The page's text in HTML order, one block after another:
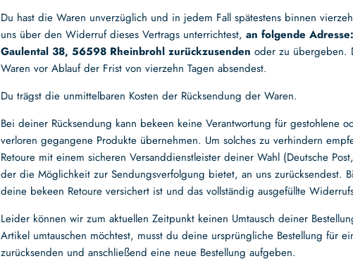
Du hast die Waren unverzüglich und in jedem Fall spätestens binnen
uns über den Widerruf dieses Vertrags unterrichtest, an folgende
Gaulental 38, 56598 Rheinbrohl zurückzusenden oder zu übergeben.
Waren vor Ablauf der Frist von vierzehn Tagen absendest.
Du trägst die unmittelbaren Kosten der Rücksendung der Waren.
Bei deiner Rücksendung kann bekeen keine Verantwortung für gestohlene
verloren gegangene Produkte übernehmen. Um solches zu verhindern
Retoure mit einem sicheren Versanddienstleister deiner Wahl (Deutsche
der die Möglichkeit zur Sendungsverfolgung bietet, an uns zurücksendest.
deine bekeen Retoure versichert ist und das vollständig ausgefüllte
Leider können wir zum aktuellen Zeitpunkt keinen Umtausch deiner
Artikel umtauschen möchtest, musst du deine ursprüngliche Bestellung für
zurücksenden und anschließend eine neue Bestellung aufgeben.